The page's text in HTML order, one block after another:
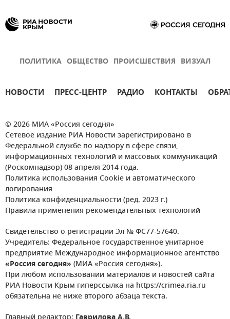
ПОЛИТИКА ОБЩЕСТВО ПРОИСШЕСТВИЯ ВИЗУАЛ
НОВОСТИ ПРЕСС-ЦЕНТР РАДИО КОНТАКТЫ
© 2026 МИА «Россия сегодня»
Сетевое издание РИА Новости зарегистрировано в
Федеральной службе по надзору в сфере связи,
информационных технологий и массовых коммуникаций
(Роскомнадзор) 08 апреля 2014 года.
Политика использования Cookie и автоматического
логирования
Политика конфиденциальности (ред. 2023 г.)
Правила применения рекомендательных технологий
Свидетельство о регистрации Эл № ФС77-57640.
Учредитель: Федеральное государственное унитарное
предприятие Международное информационное агентство
«Россия сегодня» (МИА «Россия сегодня»).
При любом использовании материалов и новостей сайта
РИА Новости Крым гиперссылка на https://crimea.ria.ru
обязательна не ниже второго абзаца текста.